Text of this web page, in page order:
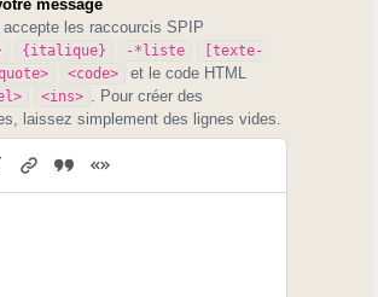
message
accepte les raccourcis SPIP
{italique} -*liste
[texte-
<code> et le code HTML
<ins>
. Pour créer des
laissez simplement des lignes vides.